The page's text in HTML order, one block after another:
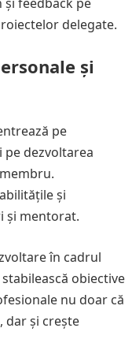
delegate.
și
pe
dezvoltarea
și
și mentorat.
în cadrul
obiective
nu doar că
dar și crește